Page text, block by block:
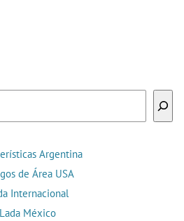
Argentina
de Área USA
Internacional
Lada México